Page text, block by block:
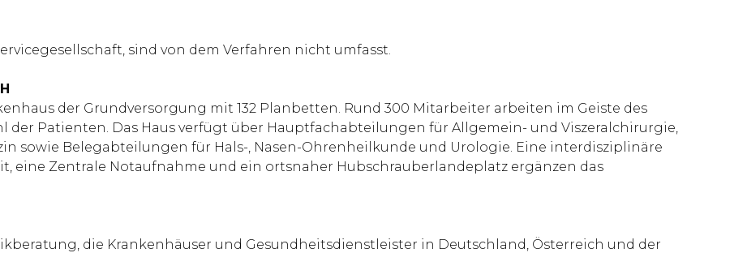
sind von dem Verfahren nicht umfasst.
der Grundversorgung mit 132 Planbetten. Rund 300 Mitarbeiter arbeiten im Geiste des
der Patienten. Das Haus verfügt über Hauptfachabteilungen für Allgemein- und Viszeralchirurgie,
sowie Belegabteilungen für Hals-, Nasen-Ohrenheilkunde und Urologie. Eine interdisziplinäre
eine Zentrale Notaufnahme und ein ortsnaher Hubschrauberlandeplatz ergänzen das
die Krankenhäuser und Gesundheitsdienstleister in Deutschland, Österreich und der